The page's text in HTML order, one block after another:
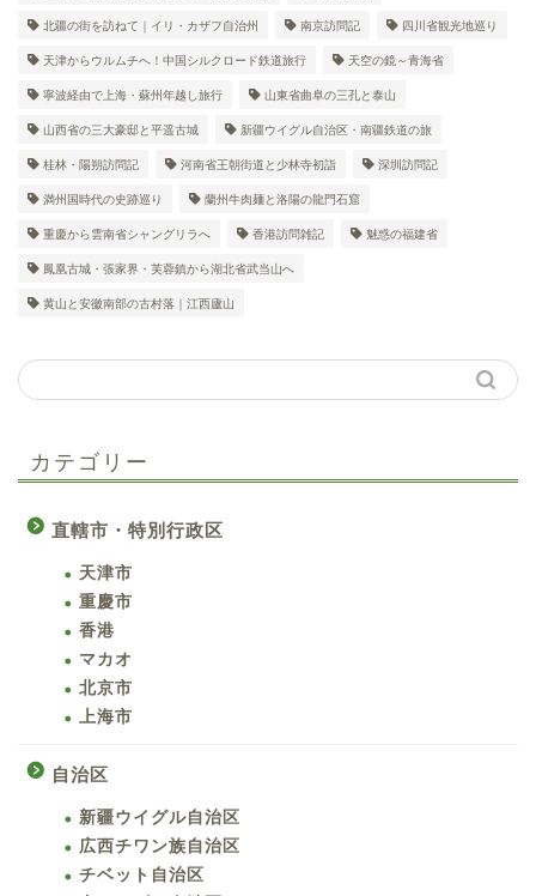
北疆の街を訪ねて｜イリ・カザフ自治州 南京訪問記 四川省観光地巡り
天津からウルムチへ！中国シルクロード鉄道旅行 天空の鏡～青海省
寧波経由で上海・蘇州年越し旅行 山東省曲阜の三孔と泰山
山西省の三大豪邸と平遥古城 新疆ウイグル自治区・南疆鉄道の旅
桂林・陽朔訪問記 河南省王朝街道と少林寺初詣 深圳訪問記
満州国時代の史跡巡り 蘭州牛肉麺と洛陽の龍門石窟
重慶から雲南省シャングリラへ 香港訪問雑記 魅惑の福建省
鳳凰古城・張家界・芙蓉鎮から湖北省武当山へ
黄山と安徽南部の古村落｜江西廬山
カテゴリー
直轄市・特別行政区
天津市
重慶市
香港
マカオ
北京市
上海市
自治区
新疆ウイグル自治区
広西チワン族自治区
チベット自治区